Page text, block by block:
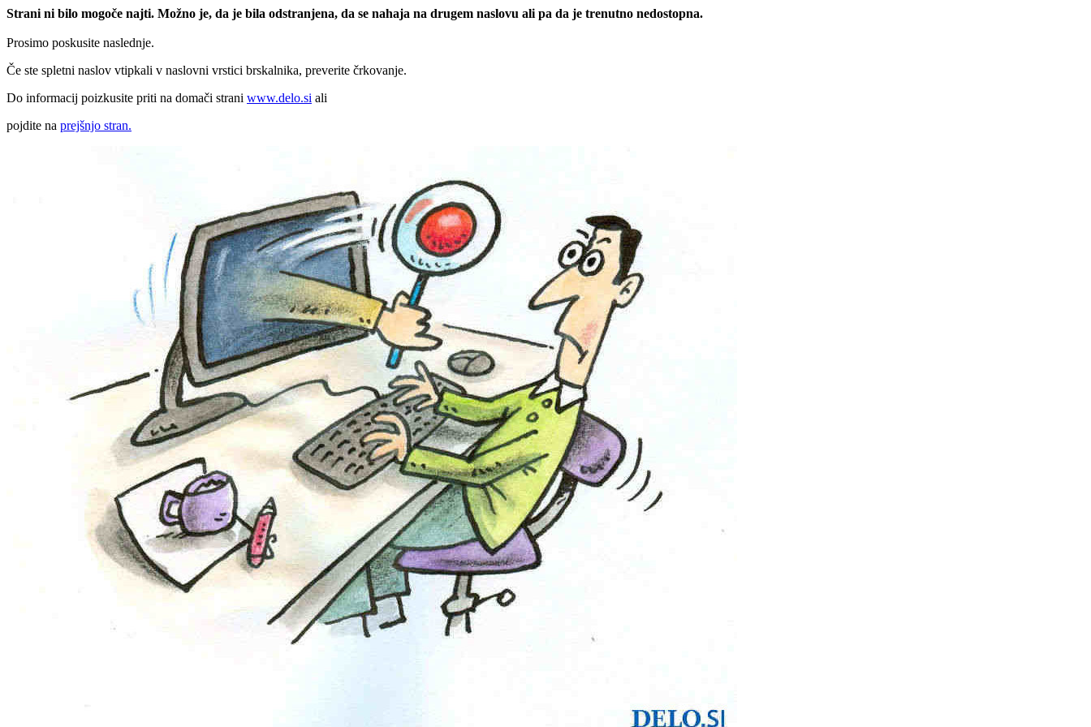
Strani ni bilo mogoče najti. Možno je, da je bila odstranjena, da se nahaja na drugem naslovu ali pa da je trenutno nedostopna.
Prosimo poskusite naslednje.
Če ste spletni naslov vtipkali v naslovni vrstici brskalnika, preverite črkovanje.
Do informacij poizkusite priti na domači strani www.delo.si ali
pojdite na prejšnjo stran.